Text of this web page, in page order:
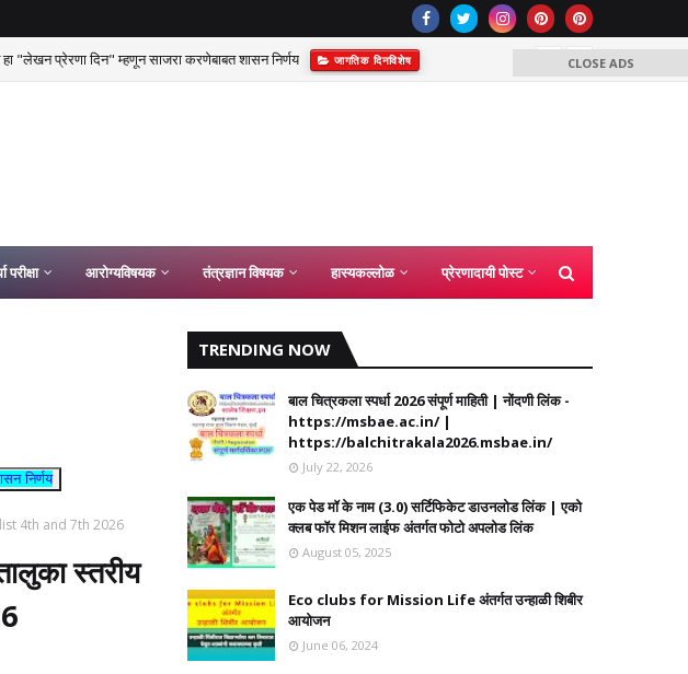
"लेखन प्रेरणा दिन" म्हणून साजरा करणेबाबत शासन निर्णय जागतिक दिनविशेष
परीक्षा आरोग्यविषयक तंत्रज्ञान विषयक हास्यकल्लोळ प्रेरणादायी पोस्ट
निर्णय
list 4th and 7th 2026
स्तरीय
TRENDING NOW
बाल चित्रकला स्पर्धा 2026 संपूर्ण माहिती | नोंदणी लिंक -
https://msbae.ac.in/ |
https://balchitrakala2026.msbae.in/
July 22, 2026
एक पेड मॉ के नाम (3.0) सर्टिफिकेट डाउनलोड लिंक | एको
क्लब फॉर मिशन लाईफ अंतर्गत फोटो अपलोड लिंक
August 05, 2025
Eco clubs for Mission Life अंतर्गत उन्हाळी शिबीर
आयोजन
June 06, 2024
CLOSE ADS